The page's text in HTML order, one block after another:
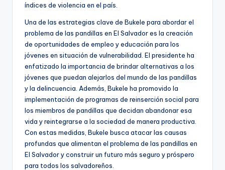
índices de violencia en el país.
Una de las estrategias clave de Bukele para abordar el
problema de las pandillas en El Salvador es la creación
de oportunidades de empleo y educación para los
jóvenes en situación de vulnerabilidad. El presidente ha
enfatizado la importancia de brindar alternativas a los
jóvenes que puedan alejarlos del mundo de las pandillas
y la delincuencia. Además, Bukele ha promovido la
implementación de programas de reinserción social para
los miembros de pandillas que decidan abandonar esa
vida y reintegrarse a la sociedad de manera productiva.
Con estas medidas, Bukele busca atacar las causas
profundas que alimentan el problema de las pandillas en
El Salvador y construir un futuro más seguro y próspero
para todos los salvadoreños.